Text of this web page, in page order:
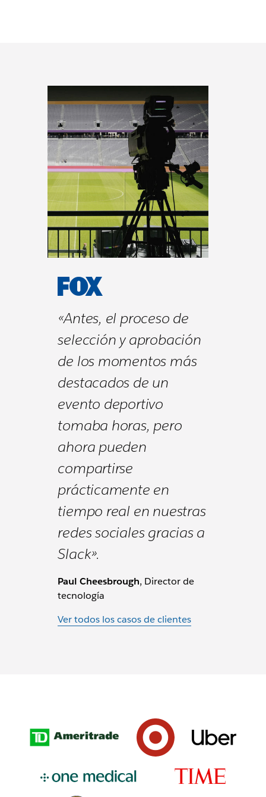
«Antes, el proceso de
selección y aprobación
de los momentos más
destacados de un
evento deportivo
tomaba horas, pero
ahora pueden
compartirse
prácticamente en
tiempo real en nuestras
redes sociales gracias a
Slack».
Paul Cheesbrough, Director de
tecnología
Ver todos los casos de clientes